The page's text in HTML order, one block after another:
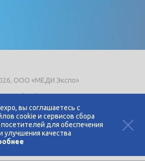
вы соглашаетесь с
cookie и сервисов сбора
для обеспечения
улучшения качества
ООО «МЕДИ Экспо»
+7 (495) 721-8866
expo@mediexpo.ru
Контакты
использования cookies
конфиденциальности